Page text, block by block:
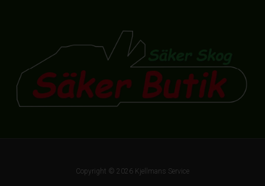
Copyright © 2026 Kjellmans Service